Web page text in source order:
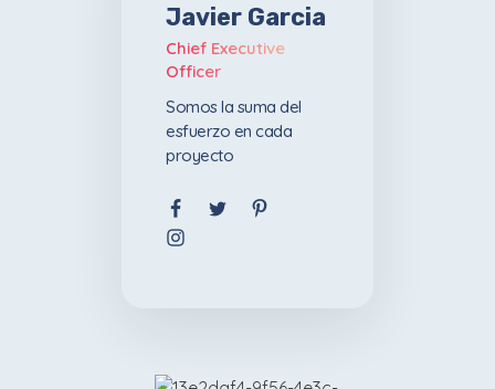
Javier Garcia
Chief Executive
Officer
Somos la suma del
esfuerzo en cada
proyecto